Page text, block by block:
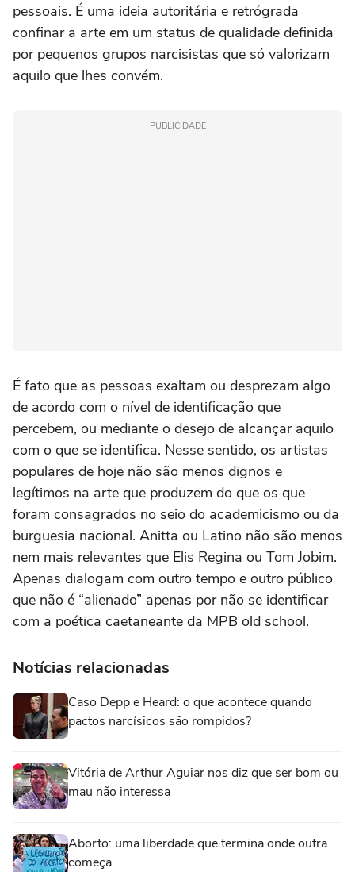
pessoais. É uma ideia autoritária e retrógrada
confinar a arte em um status de qualidade definida
por pequenos grupos narcisistas que só valorizam
aquilo que lhes convém.
PUBLICIDADE
É fato que as pessoas exaltam ou desprezam algo
de acordo com o nível de identificação que
percebem, ou mediante o desejo de alcançar aquilo
com o que se identifica. Nesse sentido, os artistas
populares de hoje não são menos dignos e
legítimos na arte que produzem do que os que
foram consagrados no seio do academicismo ou da
burguesia nacional. Anitta ou Latino não são menos
nem mais relevantes que Elis Regina ou Tom Jobim.
Apenas dialogam com outro tempo e outro público
que não é “alienado” apenas por não se identificar
com a poética caetaneante da MPB old school.
Notícias relacionadas
Caso Depp e Heard: o que acontece quando
pactos narcísicos são rompidos?
Vitória de Arthur Aguiar nos diz que ser bom ou
mau não interessa
Aborto: uma liberdade que termina onde outra
começa